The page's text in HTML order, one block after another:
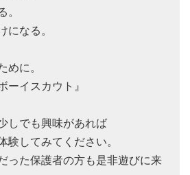
。
になる。
めに。
ーイスカウト』
しでも興味があれば
験してみてください。
った保護者の方も是非遊びに来